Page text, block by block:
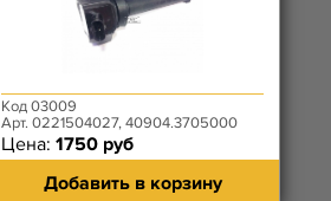
Код 03009
Арт. 0221504027, 40904.3705000
Цена: 1750 руб
Добавить в корзину